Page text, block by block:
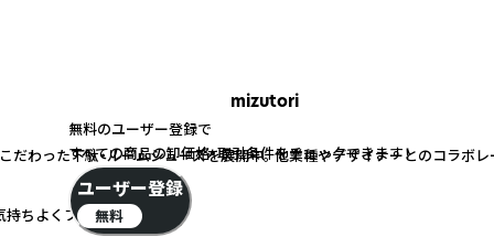
mizutori
だわった下駄・ルームシューズを展開中。 他業種やデザイナーとのコラボ
ちよくフィット！
無料のユーザー登録で
すべての商品の卸価格・取引条件をチェックできます！
ユーザー登録
無料